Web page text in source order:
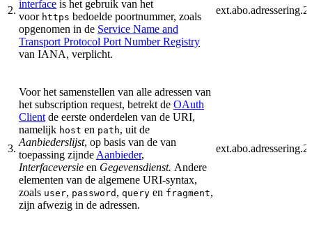
2.
interface is het gebruik van het
voor https bedoelde poortnummer, zoals
opgenomen in de Service Name and
Transport Protocol Port Number Registry
van IANA, verplicht.
3.
Voor het samenstellen van alle adressen van
het subscription request, betrekt de OAuth
Client de eerste onderdelen van de URI,
namelijk host en path, uit de
Aanbiederslijst, op basis van de van
toepassing zijnde Aanbieder,
Interfaceversie en Gegevensdienst. Andere
elementen van de algemene URI-syntax,
zoals user, password , query en fragment,
zijn afwezig in de adressen.